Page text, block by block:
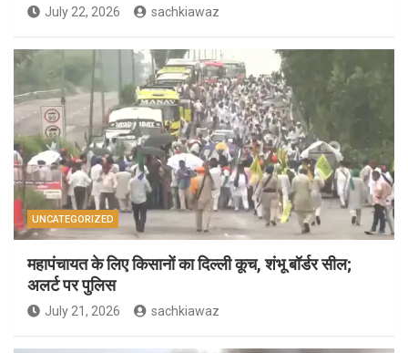
July 22, 2026 sachkiawaz
UNCATEGORIZED
महापंचायत के लिए किसानों का दिल्ली कूच, शंभू बॉर्डर सील;
अलर्ट पर पुलिस
July 21, 2026 sachkiawaz